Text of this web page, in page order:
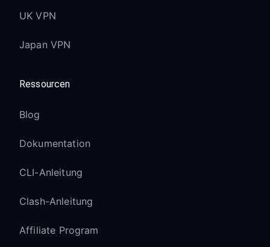
UK VPN
Japan VPN
Ressourcen
Blog
Dokumentation
CLI-Anleitung
Clash-Anleitung
Affiliate Program